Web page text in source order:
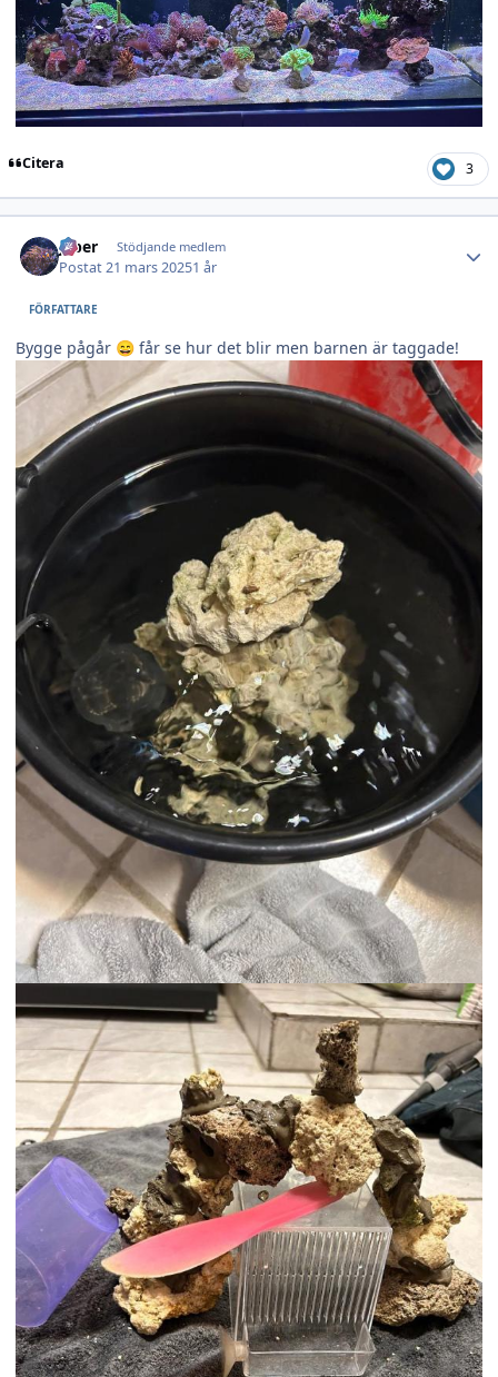
Citera 3
jeber Stödjande medlem
Postat21 mars 20251 år
FÖRFATTARE
Bygge pågår 😄 får se hur det blir men barnen är taggade!